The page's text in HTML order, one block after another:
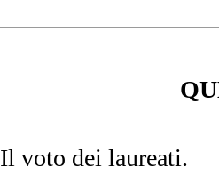
Il voto dei laureati.